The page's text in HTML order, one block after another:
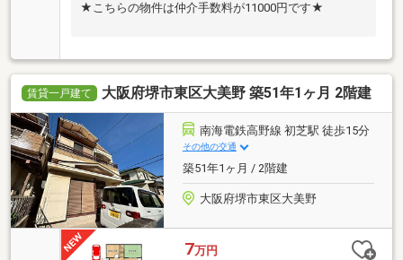
★こちらの物件は仲介手数料が11000円です★
賃貸一戸建て 大阪府堺市東区大美野 築51年1ヶ月 2階建
南海電鉄高野線 初芝駅 徒歩15分
その他の交通
築51年1ヶ月 / 2階建
大阪府堺市東区大美野
7万円